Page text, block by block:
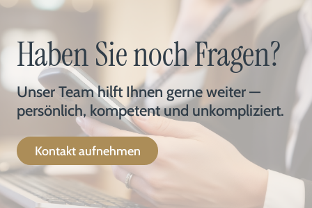
Haben Sie noch Fragen?
Unser Team hilft Ihnen gerne weiter —
persönlich, kompetent und unkompliziert.
Kontakt aufnehmen